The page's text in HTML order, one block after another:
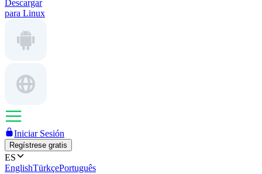
Descargar
para Linux
Iniciar Sesión
Regístrese gratis
ES
EnglishTürkçePortuguês